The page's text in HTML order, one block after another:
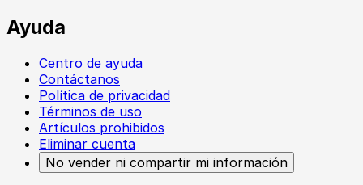
Ayuda
Centro de ayuda
Contáctanos
Política de privacidad
Términos de uso
Artículos prohibidos
Eliminar cuenta
No vender ni compartir mi información